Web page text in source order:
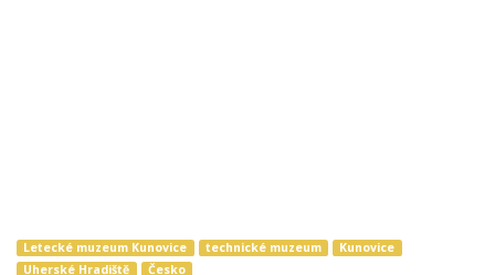
Letecké muzeum Kunovice technické muzeum
Kunovice
Uherské Hradiště
Česko